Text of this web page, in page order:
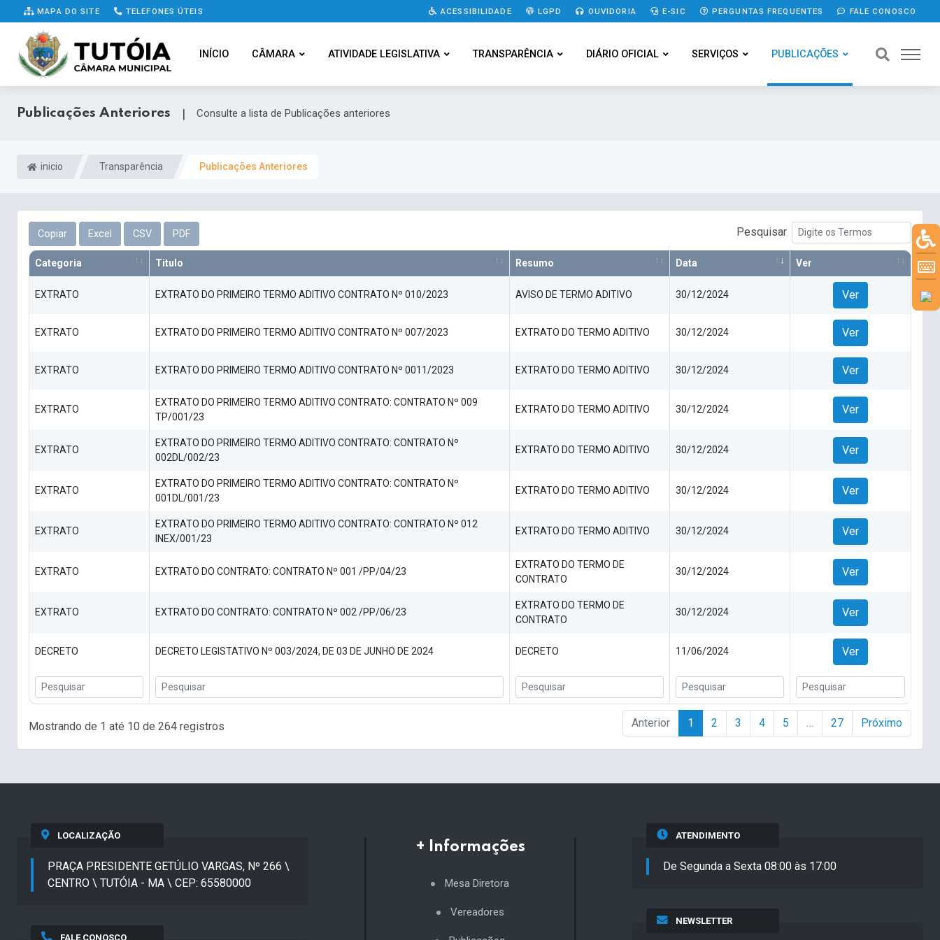
MAPA DO SITE TELEFONES ÚTEIS ACESSIBILIDADE LGPD OUVIDORIA E-SIC PERGUNTAS FREQUENTES FALE CONOSCO
INÍCIO CÂMARA ATIVIDADE LEGISLATIVA TRANSPARÊNCIA DIÁRIO OFICIAL SERVIÇOS PUBLICAÇÕES
Publicações Anteriores | Consulte a lista de Publicações anteriores
inicio Transparência Publicações Anteriores
Copiar Excel CSV PDF Pesquisar
Categoria Titulo Resumo Data Ver
EXTRATO EXTRATO DO PRIMEIRO TERMO ADITIVO CONTRATO Nº 010/2023 AVISO DE TERMO ADITIVO 30/12/2024 Ver
EXTRATO EXTRATO DO PRIMEIRO TERMO ADITIVO CONTRATO Nº 007/2023 EXTRATO DO TERMO ADITIVO 30/12/2024 Ver
EXTRATO EXTRATO DO PRIMEIRO TERMO ADITIVO CONTRATO Nº 0011/2023 EXTRATO DO TERMO ADITIVO 30/12/2024 Ver
EXTRATO
EXTRATO DO PRIMEIRO TERMO ADITIVO CONTRATO: CONTRATO Nº 009
TP/001/23
EXTRATO DO TERMO ADITIVO 30/12/2024 Ver
EXTRATO
EXTRATO DO PRIMEIRO TERMO ADITIVO CONTRATO: CONTRATO Nº
002DL/002/23
EXTRATO DO TERMO ADITIVO 30/12/2024 Ver
EXTRATO
EXTRATO DO PRIMEIRO TERMO ADITIVO CONTRATO: CONTRATO Nº
001DL/001/23
EXTRATO DO TERMO ADITIVO 30/12/2024 Ver
EXTRATO
EXTRATO DO PRIMEIRO TERMO ADITIVO CONTRATO: CONTRATO Nº 012
INEX/001/23
EXTRATO DO TERMO ADITIVO 30/12/2024 Ver
EXTRATO EXTRATO DO CONTRATO: CONTRATO Nº 001 /PP/04/23
EXTRATO DO TERMO DE
CONTRATO
30/12/2024 Ver
EXTRATO EXTRATO DO CONTRATO: CONTRATO Nº 002 /PP/06/23
EXTRATO DO TERMO DE
CONTRATO
30/12/2024 Ver
DECRETO DECRETO LEGISTATIVO Nº 003/2024, DE 03 DE JUNHO DE 2024 DECRETO 11/06/2024 Ver
Mostrando de 1 até 10 de 264 registros Anterior 1 2 3 4 5 … 27 Próximo
LOCALIZAÇÃO
PRAÇA PRESIDENTE GETÚLIO VARGAS, Nº 266 \
CENTRO \ TUTÓIA - MA \ CEP: 65580000
FALE CONOSCO
+ Informações
Mesa Diretora
Vereadores
ATENDIMENTO
De Segunda a Sexta 08:00 às 17:00
NEWSLETTER